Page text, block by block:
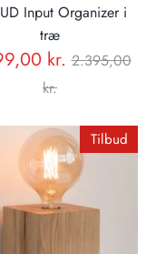
Input Organizer i
træ
kr. Normal
2.395,00
kr.
Tilbud